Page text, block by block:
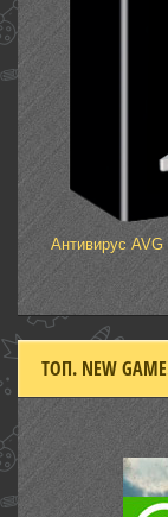
Антивирус
ТОП. NEW